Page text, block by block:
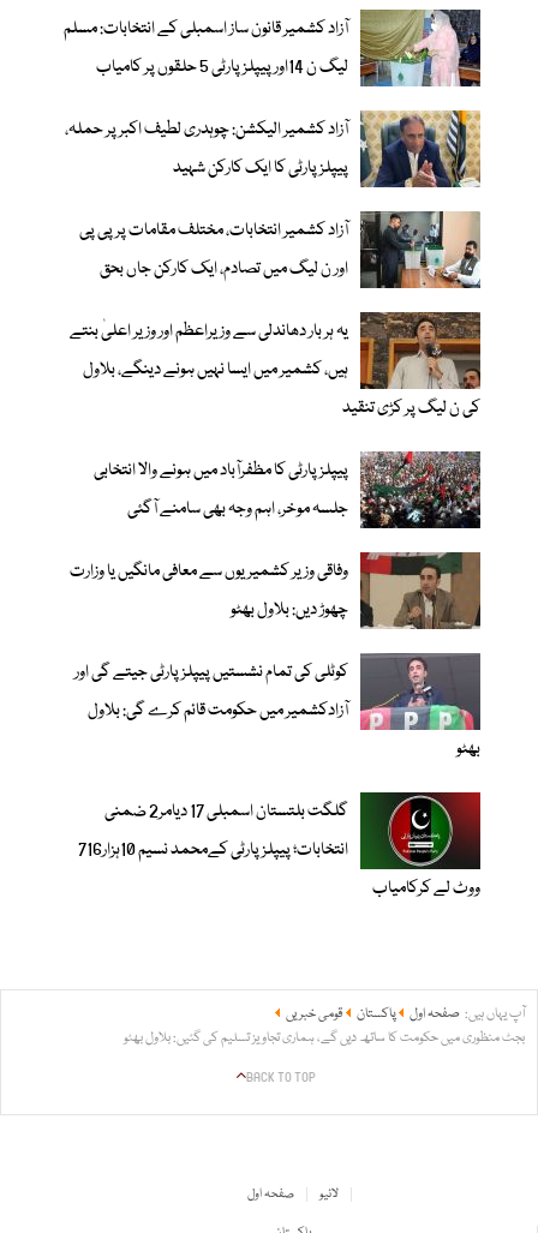
آزاد کشمیر قانون ساز اسمبلی کے انتخابات: مسلم
ليگ ن 14اور پیپلزپارٹی 5 حلقوں پر کامیاب
آزاد کشمیر الیکشن: چوہدری لطیف اکبر پر حملہ،
پیپلز پارٹی کا ایک کارکن شہید
آزاد کشمیر انتخابات، مختلف مقامات پر پی پی
اور ن لیگ میں تصادم، ایک کارکن جاں بحق
یہ ہر بار دھاندلی سے وزیراعظم اور وزیر اعلیٰ بنتے
ہیں، کشمیر میں ایسا نہیں ہونے دینگے، بلاول
کی ن لیگ پر کڑی تنقید
پیپلز پارٹی کا مظفرآباد میں ہونے والا انتخابی
جلسہ موخر، اہم وجہ بھی سامنے آگئی
وفاقی وزیر کشمیریوں سے معافی مانگیں یا وزارت
چھوڑ دیں: بلاول بھٹو
کوٹلی کی تمام نشستیں پیپلزپارٹی جیتے گی اور
آزادکشمیر میں حکومت قائم کرے گی: بلاول
بھٹو
گلگت بلتستان اسمبلی 17 دیامر2 ضمنی
انتخابات؛ پیپلزپارٹی کےمحمد نسیم 10ہزار716
ووٹ لے کرکامیاب
آپ یہاں ہیں: صفحہ اول پاکستان
قومی خبریں
بجٹ منظوری میں حکومت کا ساتھ دیں گے، ہماری تجاویز تسلیم کی گئیں: بلاول بھٹو
BACK TO TOP
صفحہ اول
لائیو